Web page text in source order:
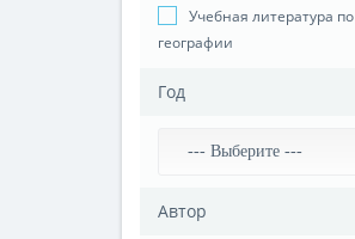
Учебная литература по
географии
Год
Автор